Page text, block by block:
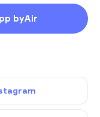
byAir